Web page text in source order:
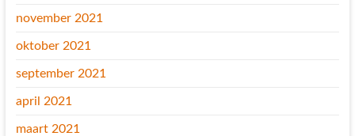
november 2021
oktober 2021
september 2021
april 2021
maart 2021